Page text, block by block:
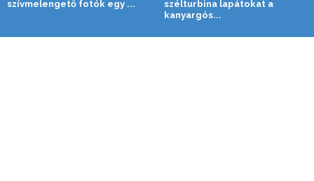
szívmelengető fotók egy ...
szélturbina lapátokat a
kanyargós...